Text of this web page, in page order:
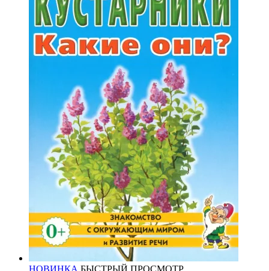
НОВИНКА БЫСТРЫЙ ПРОСМОТР